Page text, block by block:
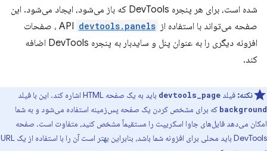
شده است، برای هر پنجره DevTools که باز می‌شود، ایجاد می‌شود. این
صفحه می‌تواند با استفاده از API devtools.panels
، صفحات
افزونه دیگری را به عنوان پنل و سایدبار به پنجره DevTools اضافه
کند.
نکته: فیلد devtools_page باید به یک صفحه HTML اشاره کند. این با فیلد
background که برای مشخص کردن یک صفحه پس‌زمینه استفاده می‌شود و به شما
امکان می‌دهد فایل‌های جاوا اسکریپت را مستقیماً مشخص کنید، متفاوت است. صفحه
DevTools باید محلی برای افزونه شما باشد، بنابراین بهتر است آن را با استفاده از یک URL